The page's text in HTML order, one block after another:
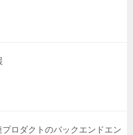
ロダクトのバックエンドエン